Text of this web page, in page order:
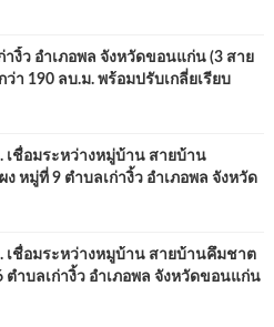
ว อำเภอพล จังหวัดขอนแก่น (3 สาย
190 ลบ.ม. พร้อมปรับเกลี่ยเรียบ
เชื่อมระหว่างหมู่บ้าน สายบ้าน
หมู่ที่ 9 ตำบลเก่างิ้ว อำเภอพล จังหวัด
เชื่อมระหว่างหมูบ้าน สายบ้านคึมชาต
ำบลเก่างิ้ว อำเภอพล จังหวัดขอนแก่น